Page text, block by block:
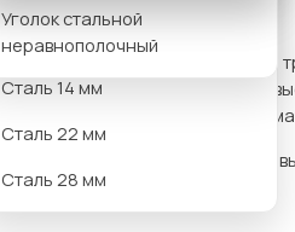
Сталь 12 мм
Сталь 14 мм
Сталь 22 мм
Сталь 28 мм
Уголок стальной
неравнополочный
Варианты доставки
Нашим